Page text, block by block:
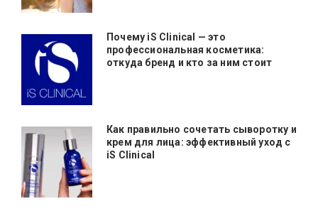
Почему iS Clinical — это
профессиональная косметика:
откуда бренд и кто за ним стоит
Как правильно сочетать сыворотку и
крем для лица: эффективный уход с
iS Clinical